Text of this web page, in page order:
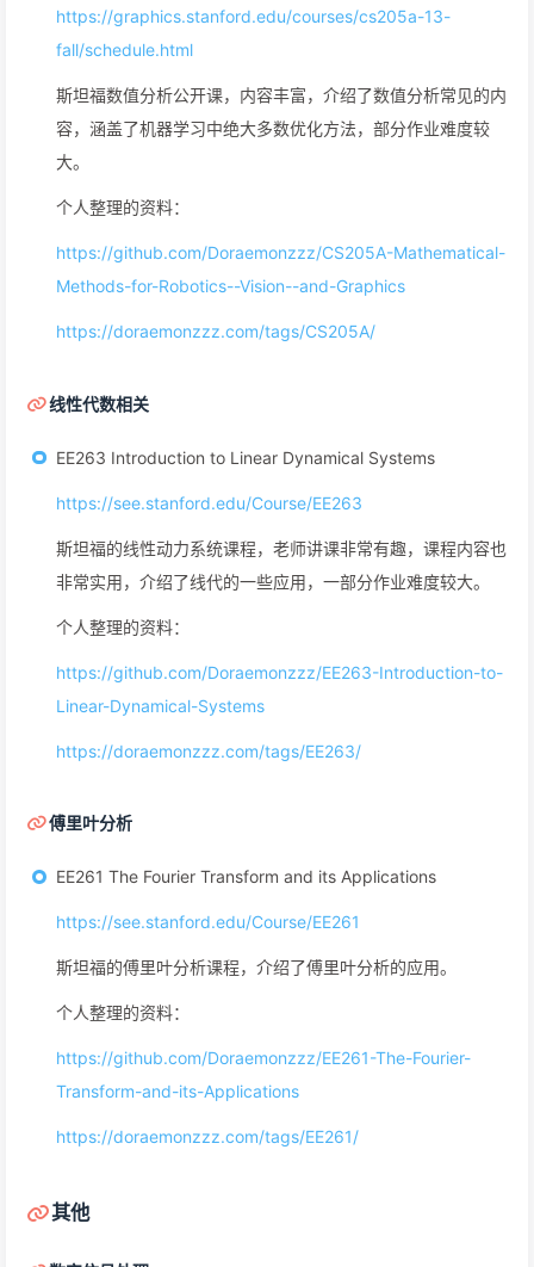
https://graphics.stanford.edu/courses/cs205a-13-
fall/schedule.html
斯坦福数值分析公开课，内容丰富，介绍了数值分析常见的内
容，涵盖了机器学习中绝大多数优化方法，部分作业难度较
大。
个人整理的资料：
https://github.com/Doraemonzzz/CS205A-Mathematical-
Methods-for-Robotics--Vision--and-Graphics
https://doraemonzzz.com/tags/CS205A/
线性代数相关
EE263 Introduction to Linear Dynamical Systems
https://see.stanford.edu/Course/EE263
斯坦福的线性动力系统课程，老师讲课非常有趣，课程内容也
非常实用，介绍了线代的一些应用，一部分作业难度较大。
个人整理的资料：
https://github.com/Doraemonzzz/EE263-Introduction-to-
Linear-Dynamical-Systems
https://doraemonzzz.com/tags/EE263/
傅里叶分析
EE261 The Fourier Transform and its Applications
https://see.stanford.edu/Course/EE261
斯坦福的傅里叶分析课程，介绍了傅里叶分析的应用。
个人整理的资料：
https://github.com/Doraemonzzz/EE261-The-Fourier-
Transform-and-its-Applications
https://doraemonzzz.com/tags/EE261/
其他